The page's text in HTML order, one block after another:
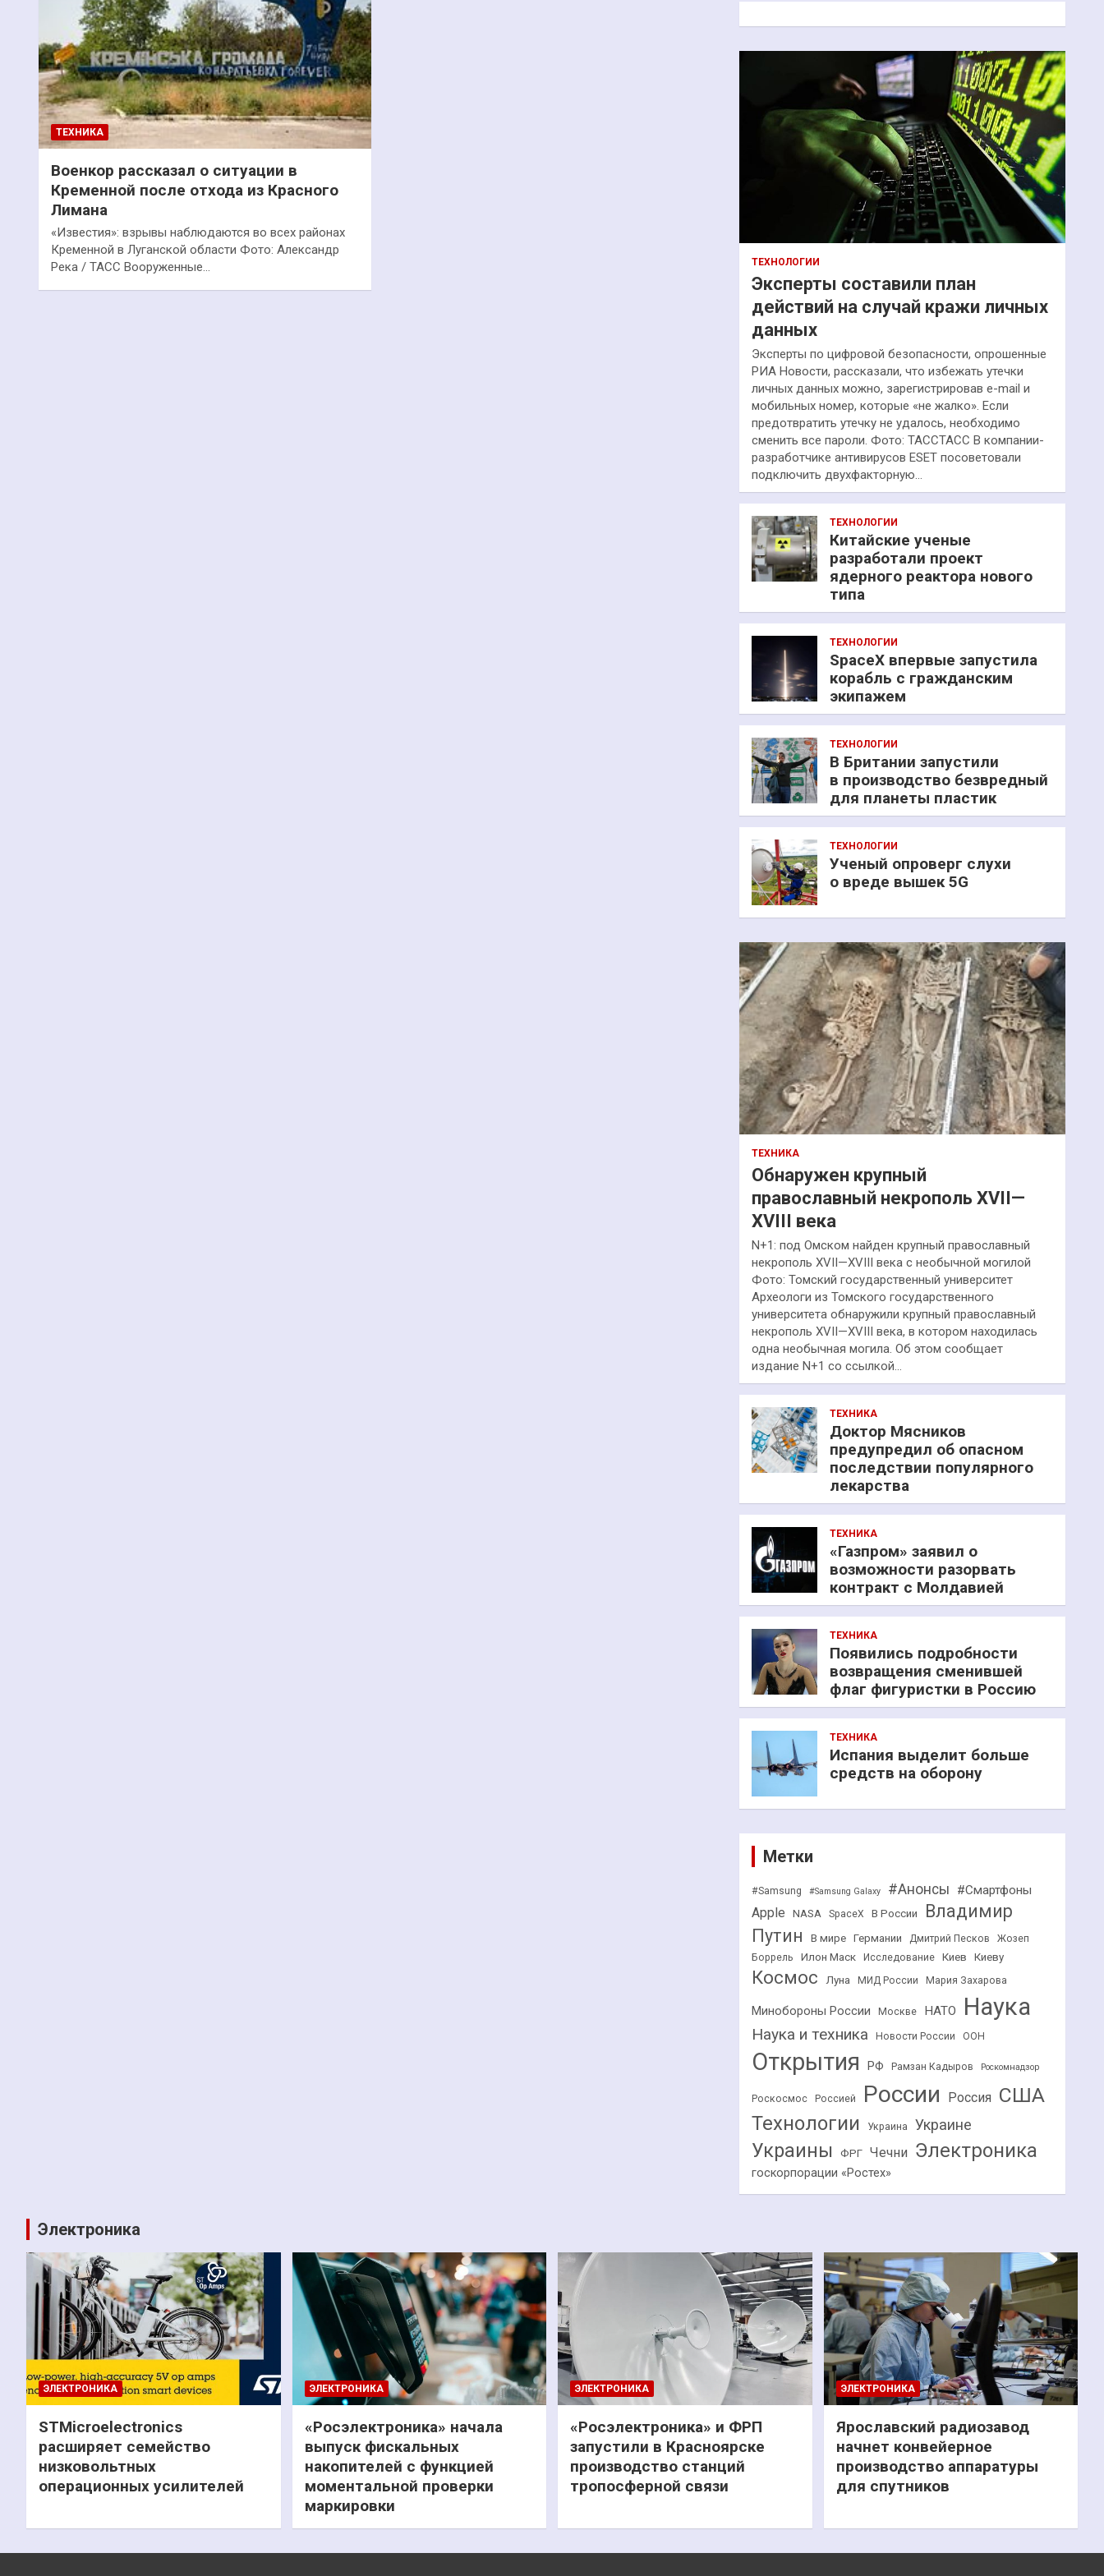
ТЕХНИКА
Военкор рассказал о ситуации в
Кременной после отхода из Красного
Лимана
«Известия»: взрывы наблюдаются во всех районах
Кременной в Луганской области Фото: Александр
Река / ТАСС Вооруженные…
к
ТЕХНОЛОГИИ
Эксперты составили план
действий на случай кражи личных
данных
Эксперты по цифровой безопасности, опрошенные
РИА Новости, рассказали, что избежать утечки
личных данных можно, зарегистрировав e-mail и
мобильных номер, которые «не жалко». Если
предотвратить утечку не удалось, необходимо
сменить все пароли. Фото: ТАССТАСС В компании-
разработчике антивирусов ESET посоветовали
подключить двухфакторную…
ТЕХНОЛОГИИ
Китайские ученые
разработали проект
ядерного реактора нового
типа
ТЕХНОЛОГИИ
SpaceX впервые запустила
корабль с гражданским
экипажем
ТЕХНОЛОГИИ
В Британии запустили
в производство безвредный
для планеты пластик
ТЕХНОЛОГИИ
Ученый опроверг слухи
о вреде вышек 5G
ТЕХНИКА
Обнаружен крупный
православный некрополь XVII—
XVIII века
N+1: под Омском найден крупный православный
некрополь XVII—XVIII века с необычной могилой
Фото: Томский государственный университет
Археологи из Томского государственного
университета обнаружили крупный православный
некрополь XVII—XVIII века, в котором находилась
одна необычная могила. Об этом сообщает
издание N+1 со ссылкой…
ТЕХНИКА
Доктор Мясников
предупредил об опасном
последствии популярного
лекарства
ТЕХНИКА
«Газпром» заявил о
возможности разорвать
контракт с Молдавией
ТЕХНИКА
Появились подробности
возвращения сменившей
флаг фигуристки в Россию
ТЕХНИКА
Испания выделит больше
средств на оборону
Метки
#Samsung #Samsung Galaxy #Анонсы #Смартфоны
Apple NASA SpaceX В России
Владимир
Путин
В мире Германии Дмитрий Песков
Жозеп
Боррель
Илон Маск Исследование Киев Киеву
Космос Луна МИД России Мария Захарова
Минобороны России Москве НАТО Наука
Наука и техника Новости России ООН
Открытия РФ Рамзан Кадыров Роскомнадзор
Роскосмос Россией России Россия США
Технологии Украина Украине
Украины ФРГ Чечни Электроника
госкорпорации «Ростех»
Электроника
ЭЛЕКТРОНИКА
STMicroelectronics
расширяет семейство
низковольтных
операционных усилителей
ЭЛЕКТРОНИКА
«Росэлектроника» начала
выпуск фискальных
накопителей с функцией
моментальной проверки
маркировки
ЭЛЕКТРОНИКА
«Росэлектроника» и ФРП
запустили в Красноярске
производство станций
тропосферной связи
ЭЛЕКТРОНИКА
Ярославский радиозавод
начнет конвейерное
производство аппаратуры
для спутников